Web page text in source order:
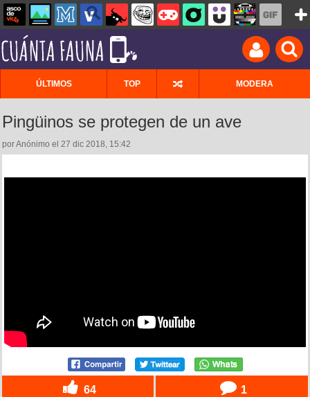
ÚLTIMOS TOP MODERA
Pingüinos se protegen de un ave
por Anónimo el 27 dic 2018, 15:42
64 1